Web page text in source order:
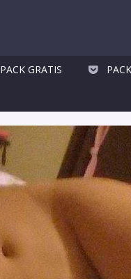
PACK GRATIS